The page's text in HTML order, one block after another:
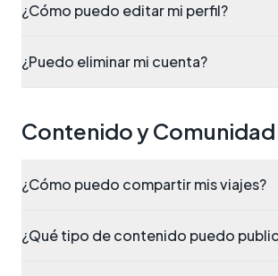
¿Cómo puedo editar mi perfil?
¿Puedo eliminar mi cuenta?
Contenido y Comunidad
¿Cómo puedo compartir mis viajes?
¿Qué tipo de contenido puedo